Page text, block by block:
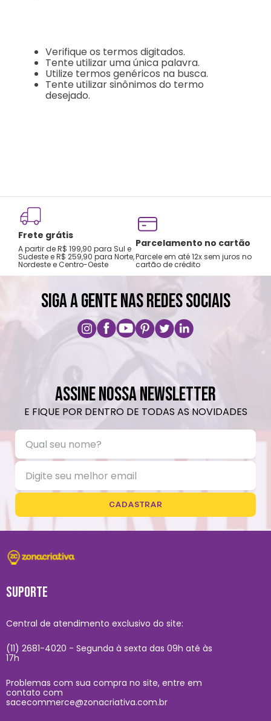
Verifique os termos digitados.
Tente utilizar uma única palavra.
Utilize termos genéricos na busca.
Tente utilizar sinônimos do termo
desejado.
Frete grátis
A partir de R$ 199,90 para Sul e
Sudeste e R$ 259,90 para Norte,
Nordeste e Centro-Oeste
Parcelamento no cartão
Parcele em até 12x sem juros no
cartão de crédito
SIGA A GENTE NAS REDES SOCIAIS
ASSINE NOSSA NEWSLETTER
E FIQUE POR DENTRO DE TODAS AS NOVIDADES
CADASTRAR
SUPORTE
Central de atendimento exclusivo do site:
(11) 2681-4020 - Segunda à sexta das 09h até às
17h
Problemas com sua compra no site, entre em
contato com
sacecommerce@zonacriativa.com.br